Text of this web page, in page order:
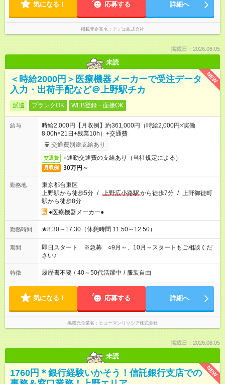
気になる！ 応募する 詳細へ
掲載元企業名 アデコ株式会社
掲載日：2026.08.05
未読
NEW
＜時給2000円＞医療機器メーカーで受注データ
入力・出荷手配など＠上野駅チカ
派遣 ブランクOK WEB登録・面接OK
給与
時給2,000円【月収例】約361,000円（時給2,000円×実働
8.00h×21日+残業10h）+交通費
交通費別途支給あり
交通費 ○通勤交通費の支給あり（当社規定による）
月収例 30万円～
勤務地
東京都台東区
上野駅から徒歩5分 / 上野広小路駅から徒歩7分 / 上野御徒町
駅から徒歩8分
●医療機器メーカー●
勤務時間 ★8:30～17:30（休憩時間 11:50～12:50）
期間
即日スタート ※急募 ○9月～、10月～スタートもご相談くだ
さい♪
特徴 履歴書不要 / 40～50代活躍中 / 服装自由
気になる！ 応募する 詳細へ
掲載元企業名 ヒューマンリソシア株式会社
掲載日：2026.08.05
未読
NEW
1760円＊銀行経験いかそう！信託銀行支店での